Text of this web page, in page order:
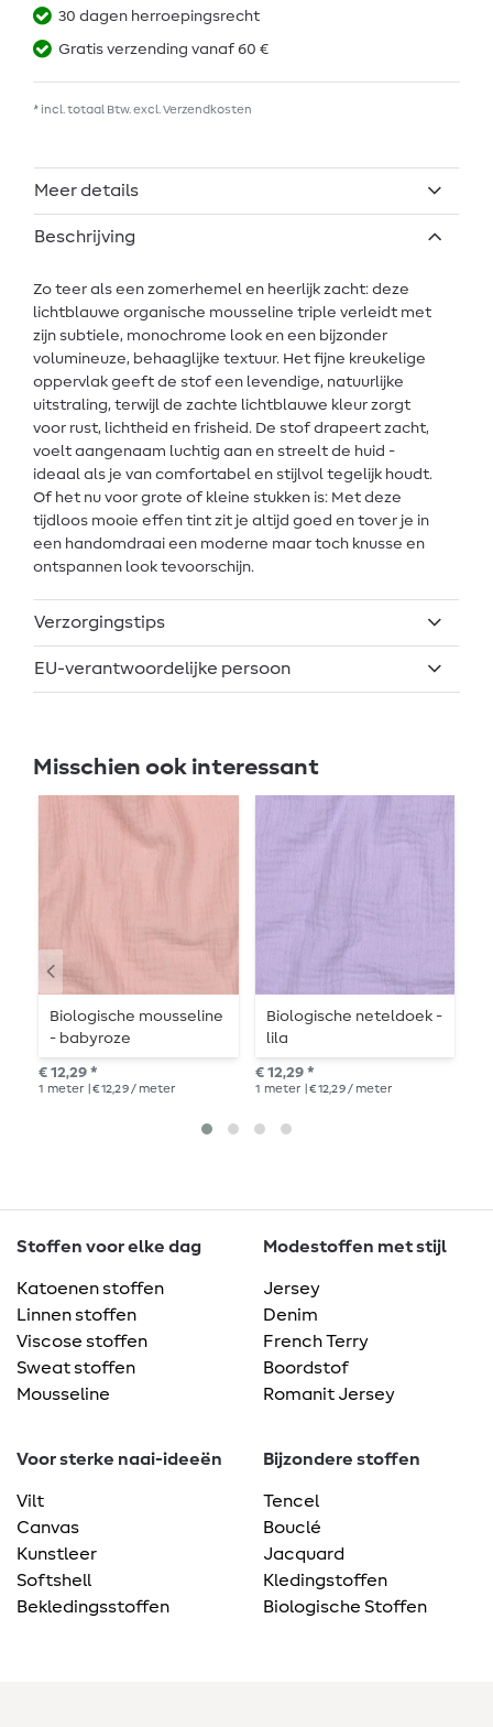
30 dagen herroepingsrecht
Gratis verzending vanaf 60 €
* incl. totaal Btw. excl. Verzendkosten
Meer details
Beschrijving
Zo teer als een zomerhemel en heerlijk zacht: deze
lichtblauwe organische mousseline triple verleidt met
zijn subtiele, monochrome look en een bijzonder
volumineuze, behaaglijke textuur. Het fijne kreukelige
oppervlak geeft de stof een levendige, natuurlijke
uitstraling, terwijl de zachte lichtblauwe kleur zorgt
voor rust, lichtheid en frisheid. De stof drapeert zacht,
voelt aangenaam luchtig aan en streelt de huid -
ideaal als je van comfortabel en stijlvol tegelijk houdt.
Of het nu voor grote of kleine stukken is: Met deze
tijdloos mooie effen tint zit je altijd goed en tover je in
een handomdraai een moderne maar toch knusse en
ontspannen look tevoorschijn.
Verzorgingstips
EU-verantwoordelijke persoon
Misschien ook interessant
Biologische mousseline
- babyroze
€ 12,29 *
1 meter | € 12,29 / meter
Biologische neteldoek -
lila
€ 12,29 *
1 meter | € 12,29 / meter
Stoffen voor elke dag
Katoenen stoffen
Linnen stoffen
Viscose stoffen
Sweat stoffen
Mousseline
Modestoffen met stijl
Jersey
Denim
French Terry
Boordstof
Romanit Jersey
Voor sterke naai-ideeën
Vilt
Canvas
Kunstleer
Softshell
Bekledingsstoffen
Bijzondere stoffen
Tencel
Bouclé
Jacquard
Kledingstoffen
Biologische Stoffen